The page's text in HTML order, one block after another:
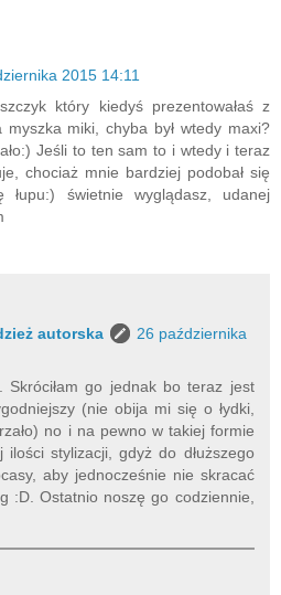
2015 14:11
który kiedyś prezentowałaś z
miki, chyba był wtedy maxi?
Jeśli to ten sam to i wtedy i teraz
chociaż mnie bardziej podobał się
łupu:) świetnie wyglądasz, udanej
autorska
26 października
go jednak bo teraz jest
(nie obija mi się o łydki,
no i na pewno w takiej formie
ilości stylizacji, gdyż do dłuższego
aby jednocześnie nie skracać
:D. Ostatnio noszę go codziennie,